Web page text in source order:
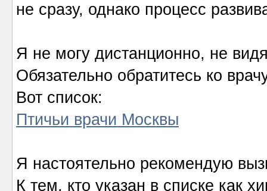
не сразу, однако процесс
Я не могу дистанционно, не
Обязательно обратитесь ко
Вот список:
Птичьи врачи Москвы
Я настоятельно рекомендую
К тем, кто указан в списке как